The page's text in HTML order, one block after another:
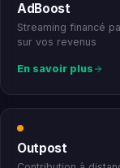
AdBoost
Streaming financé
sur vos revenus
En savoir plus
Outpost